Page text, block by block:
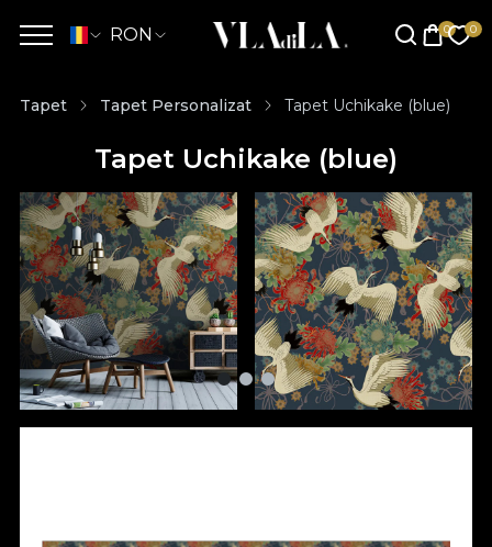
RON
Tapet Tapet Personalizat Tapet Uchikake (blue)
Tapet Uchikake (blue)